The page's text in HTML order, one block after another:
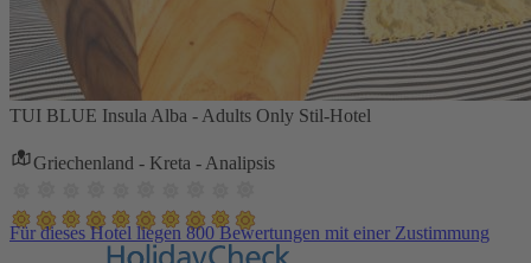
TUI BLUE Insula Alba - Adults Only Stil-Hotel
Griechenland - Kreta - Analipsis
Für dieses Hotel liegen 800 Bewertungen mit einer Zustimmung